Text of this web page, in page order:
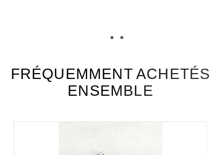
FRÉQUEMMENT ACHETÉS
ENSEMBLE